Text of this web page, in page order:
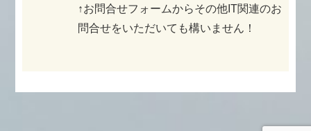
↑お問合せフォームからその他IT関連のお
問合せをいただいても構いません！